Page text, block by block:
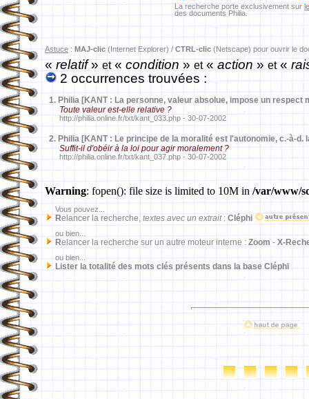
La recherche porte exclusivement sur
des documents Philia.
Astuce : MAJ-clic (Internet Explorer) / CTRL-clic (Netscape) pour ouvrir le
«relatif»et« condition » et« action » et«
2 occurrences trouvées :
1. Philia [KANT : La personne, valeur absolue, impose un respect
Toute valeur est-elle relative ?
http://philia.online.fr/txt/kant_033.php - 30-07-2002
2. Philia [KANT : Le principe de la moralité est l'autonomie, c.-à-d.
Suffit-il d'obéir à la loi pour agir moralement ?
http://philia.online.fr/txt/kant_037.php - 30-07-2002
Warning: fopen(): file size is limited to 10M in /var/www/
Vous pouvez...
Relancer la recherche, textes avec un extrait: Cléphi
ou bien...
Relancer la recherche sur un autre moteur interne : Zoom - X-
ou bien...
Lister la totalité des mots clés présents dans la base Cléphi